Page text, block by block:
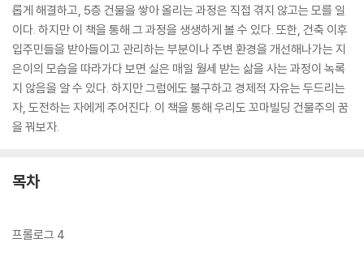
롭게 해결하고, 5층 건물을 쌓아 올리는 과정은 직접 겪지 않고는 모를 일
이다. 하지만 이 책을 통해 그 과정을 생생하게 볼 수 있다. 또한, 건축 이후
입주민들을 받아들이고 관리하는 부분이나 주변 환경을 개선해나가는 지
은이의 모습을 따라가다 보면 실은 매일 월세 받는 삶을 사는 과정이 녹록
지 않음을 알 수 있다. 하지만 그럼에도 불구하고 경제적 자유는 두드리는
자, 도전하는 자에게 주어진다. 이 책을 통해 우리도 꼬마빌딩 건물주의 꿈
을 꿔보자.
목차
프롤로그 4